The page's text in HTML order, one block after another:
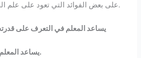
على بعض الفوائد التي تعود على علم النفس التربوي للمعلمين.
يساعد المعلم في التعرف على
يساعد المعلم في تحديد عملية التعلم.